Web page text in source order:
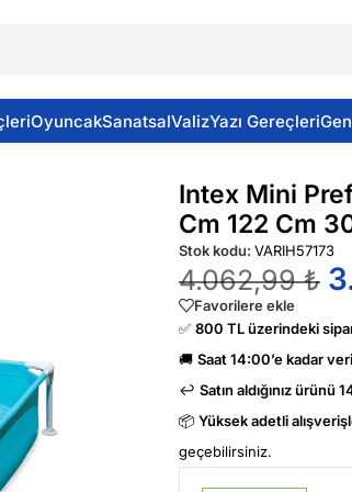
OyuncakSanatsalValizYazı Gereçleri
Havuz 122 Cm 122 Cm 30 Cm
Intex Mini
Cm 122 Cm
Stok kodu: VARIH57173
4.062,99₺
Favorilere ekle
✅ 800 TL üzerindeki
🚚 Saat 14:00’e kadar
↩️ Satın aldığınız
📦 Yüksek adetli
geçebilirsiniz.